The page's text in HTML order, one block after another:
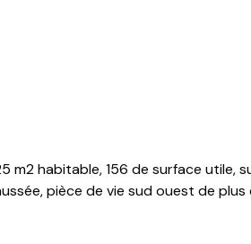
m2 habitable, 156 de surface utile,
pièce de vie sud ouest de